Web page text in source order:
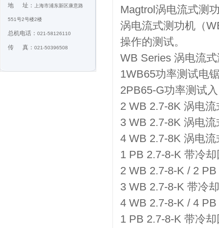
地 址：
上海市浦东新区康意路
551号2号楼2楼
总机电话： 021-58126110
传 真： 021-50396508
Magtrol涡电流式测
涡电流式测功机（
操作的测试。
WB Series 涡电流
1WB65功率测试电
2PB65-G功率测试
2 WB 2.7-8K 涡电
3 WB 2.7-8K 涡电
4 WB 2.7-8K 涡电
1 PB 2.7-8-K 带冷
2 WB 2.7-8-K / 2
3 WB 2.7-8-K 带冷
4 WB 2.7-8-K / 4
1 PB 2.7-8-K 带冷